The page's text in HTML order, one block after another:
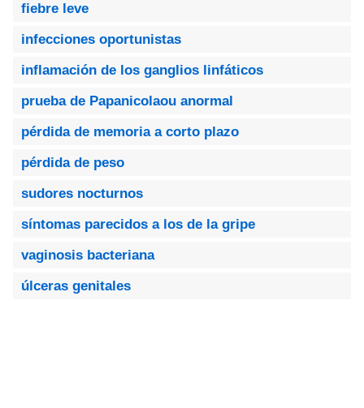
fiebre leve
infecciones oportunistas
inflamación de los ganglios linfáticos
prueba de Papanicolaou anormal
pérdida de memoria a corto plazo
pérdida de peso
sudores nocturnos
síntomas parecidos a los de la gripe
vaginosis bacteriana
úlceras genitales